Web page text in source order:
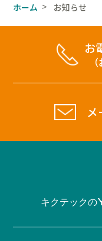
ホーム > お知らせ
お
キクテックの